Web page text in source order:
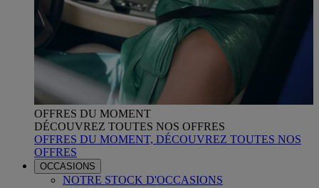
OFFRES DU MOMENT
DÉCOUVREZ TOUTES NOS OFFRES
OFFRES DU MOMENT, DÉCOUVREZ TOUTES NOS
OFFRES
OCCASIONS
NOTRE STOCK D'OCCASIONS